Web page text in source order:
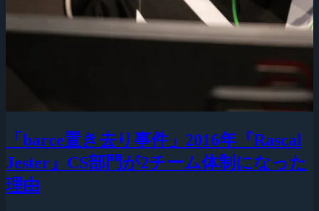
「barce置き去り事件」2016年『Rascal
Jester』CS部門が2チーム体制になった
理由